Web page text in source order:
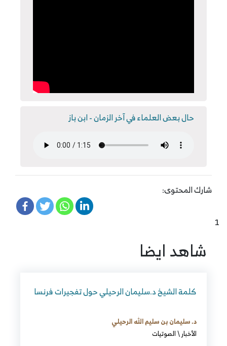
حال بعض العلماء في آخر الزمان - ابن باز
شارك المحتوى:
1
شاهد ايضا
كلمة الشيخ د.سليمان الرحيلي حول تفجيرات فرنسا
د. سليمان بن سليم الله الرحيلي
الأخبار\الصوتيات